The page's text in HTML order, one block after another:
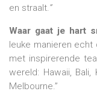
en straalt.”
Waar gaat je hart
leuke manieren
met inspirerende
wereld: Hawaii, Bali,
Melbourne.”